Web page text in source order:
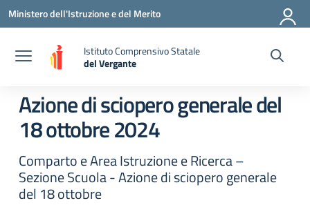
Vai ai contenuti
Vai al menu di navigazione
Vai al footer
Ministero dell'Istruzione e del Merito
Istituto Comprensivo Statale
del Vergante
— Visita la pagina iniziale della scuola
Azione di sciopero generale del
18 ottobre 2024
Comparto e Area Istruzione e Ricerca –
Sezione Scuola - Azione di sciopero generale
del 18 ottobre